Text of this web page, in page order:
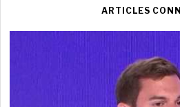
ARTICLES